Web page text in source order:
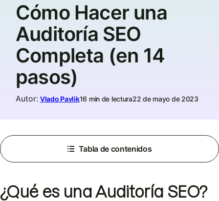
Cómo Hacer una
Auditoría SEO
Completa (en 14
pasos)
Autor: Vlado Pavlik16 min de lectura22 de mayo de 2023
Tabla de contenidos
¿Qué es una Auditoría SEO?